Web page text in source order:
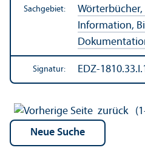
Sachgebiet:
Information,
Signatur: EDZ-
zurück